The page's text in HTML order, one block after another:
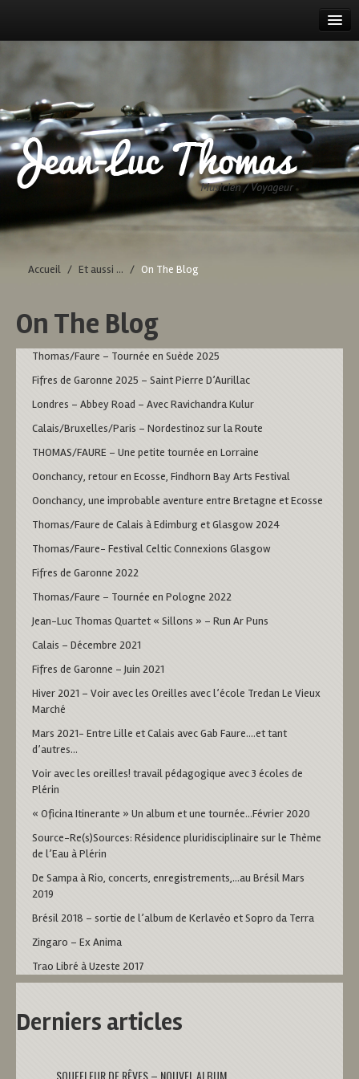
ACCUEIL
AGENDA
PROJETS
PARCOURS
DISCOGRAPHIE
Accueil / Et aussi ... / On The Blog
On The Blog
Thomas/Faure – Tournée en Suède 2025
Fifres de Garonne 2025 – Saint Pierre D’Aurillac
Londres – Abbey Road – Avec Ravichandra Kulur
Calais/Bruxelles/Paris – Nordestinoz sur la Route
THOMAS/FAURE – Une petite tournée en Lorraine
Oonchancy, retour en Ecosse, Findhorn Bay Arts Festival
Oonchancy, une improbable aventure entre Bretagne et Ecosse
Thomas/Faure de Calais à Edimburg et Glasgow 2024
Thomas/Faure- Festival Celtic Connexions Glasgow
Fifres de Garonne 2022
Thomas/Faure – Tournée en Pologne 2022
Jean-Luc Thomas Quartet « Sillons » – Run Ar Puns
Calais – Décembre 2021
Fifres de Garonne – Juin 2021
Hiver 2021 – Voir avec les Oreilles avec l’école Tredan Le Vieux
Marché
Mars 2021- Entre Lille et Calais avec Gab Faure….et tant
d’autres…
Voir avec les oreilles! travail pédagogique avec 3 écoles de
Plérin
« Oficina Itinerante » Un album et une tournée…Février 2020
Source-Re(s)Sources: Résidence pluridisciplinaire sur le Thème
de l’Eau à Plérin
De Sampa à Rio, concerts, enregistrements,…au Brésil Mars
2019
Brésil 2018 – sortie de l’album de Kerlavéo et Sopro da Terra
Zingaro – Ex Anima
Trao Libré à Uzeste 2017
Derniers articles
SOUFFLEUR DE RÊVES – NOUVEL ALBUM